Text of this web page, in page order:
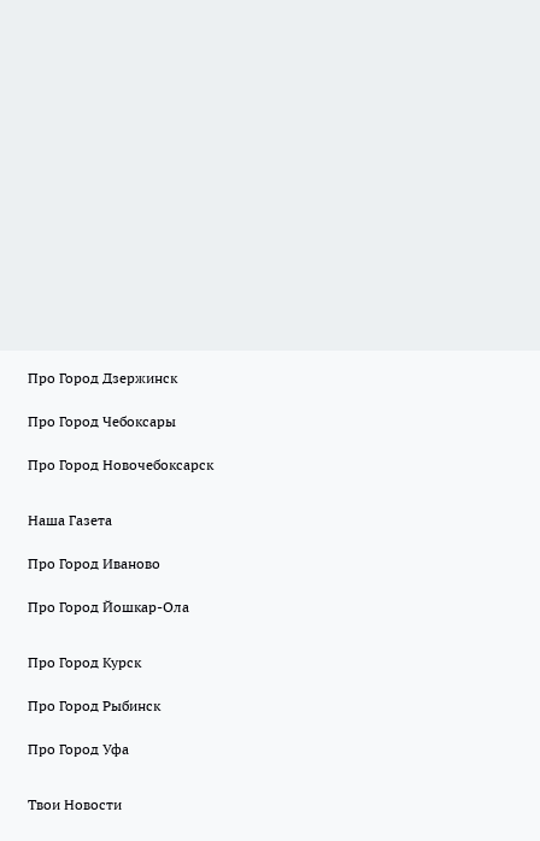
Про Город Дзержинск
Про Город Чебоксары
Про Город Новочебоксарск
Наша Газета
Про Город Иваново
Про Город Йошкар-Ола
Про Город Курск
Про Город Рыбинск
Про Город Уфа
Твои Новости